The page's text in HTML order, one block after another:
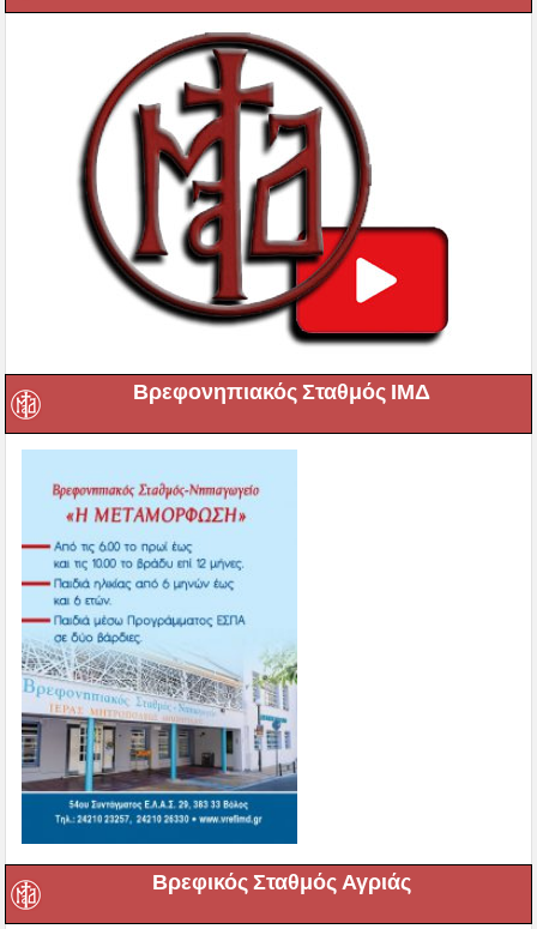
Βρεφονηπιακός Σταθμός ΙΜΔ
Βρεφικός Σταθμός Αγριάς